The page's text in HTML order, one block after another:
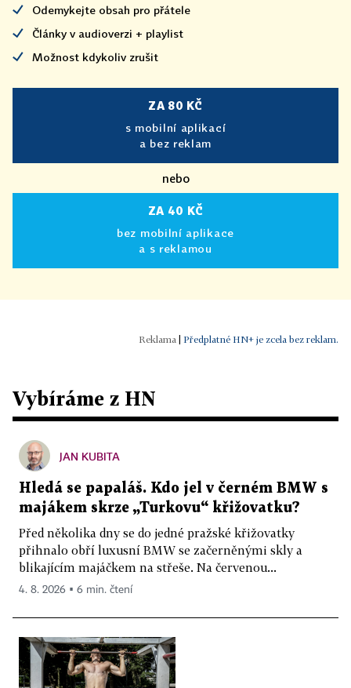
Odemykejte obsah pro přátele
Články v audioverzi + playlist
Možnost kdykoliv zrušit
ZA 80 KČ
s mobilní aplikací
a bez reklam
nebo
ZA 40 KČ
bez mobilní aplikace
a s reklamou
Předplatné HN+ je zcela bez reklam.
Vybíráme z HN
JAN KUBITA
Hledá se papaláš. Kdo jel v černém BMW s
majákem skrze „Turkovu“ křižovatku?
Před několika dny se do jedné pražské křižovatky
přihnalo obří luxusní BMW se začerněnými skly a
blikajícím majáčkem na střeše. Na červenou...
4. 8. 2026 ▪ 6 min. čtení